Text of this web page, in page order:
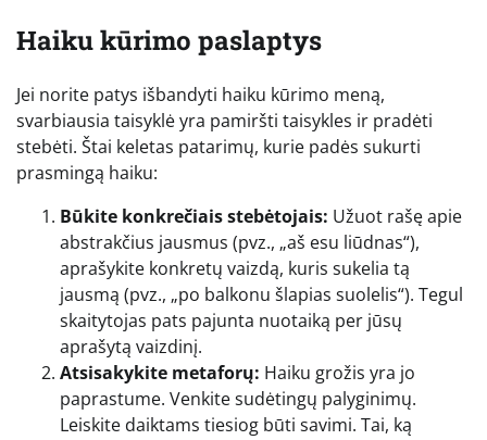
Haiku kūrimo paslaptys
Jei norite patys išbandyti haiku kūrimo meną,
svarbiausia taisyklė yra pamiršti taisykles ir pradėti
stebėti. Štai keletas patarimų, kurie padės sukurti
prasmingą haiku:
Būkite konkrečiais stebėtojais: Užuot rašę apie
abstrakčius jausmus (pvz., „aš esu liūdnas“),
aprašykite konkretų vaizdą, kuris sukelia tą
jausmą (pvz., „po balkonu šlapias suolelis“). Tegul
skaitytojas pats pajunta nuotaiką per jūsų
aprašytą vaizdinį.
Atsisakykite metaforų: Haiku grožis yra jo
paprastume. Venkite sudėtingų palyginimų.
Leiskite daiktams tiesiog būti savimi. Tai, ką